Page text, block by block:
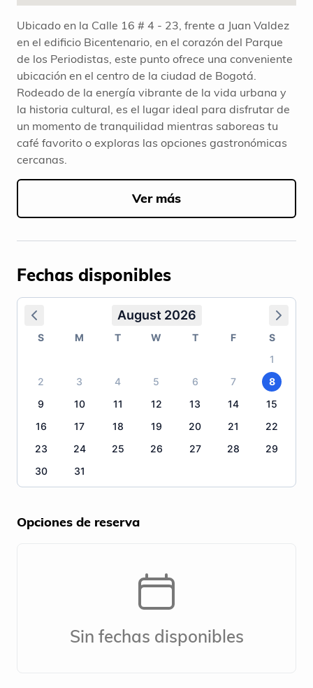
Ubicado en la Calle 16 # 4 - 23, frente a Juan Valdez
en el edificio Bicentenario, en el corazón del Parque
de los Periodistas, este punto ofrece una conveniente
ubicación en el centro de la ciudad de Bogotá.
Rodeado de la energía vibrante de la vida urbana y
la historia cultural, es el lugar ideal para disfrutar de
un momento de tranquilidad mientras saboreas tu
café favorito o exploras las opciones gastronómicas
cercanas.
Ver más
Fechas disponibles
August 2026
S M T W T F
S
1
2
3 4 5 6 7
8
9
10 11 12 13 14
15
16
17 18 19 20 21
22
23
24 25 26 27 28
29
30
31
Opciones de reserva
Sin fechas disponibles